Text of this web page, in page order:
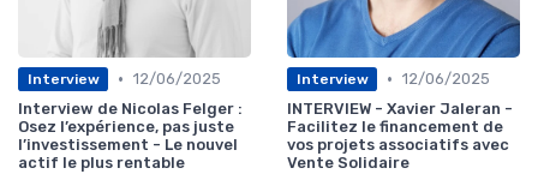
Interview • 12/06/2025
Interview de Nicolas Felger :
Osez l’expérience, pas juste
l’investissement - Le nouvel
actif le plus rentable
Interview • 12/06/2025
INTERVIEW - Xavier Jaleran -
Facilitez le financement de
vos projets associatifs avec
Vente Solidaire